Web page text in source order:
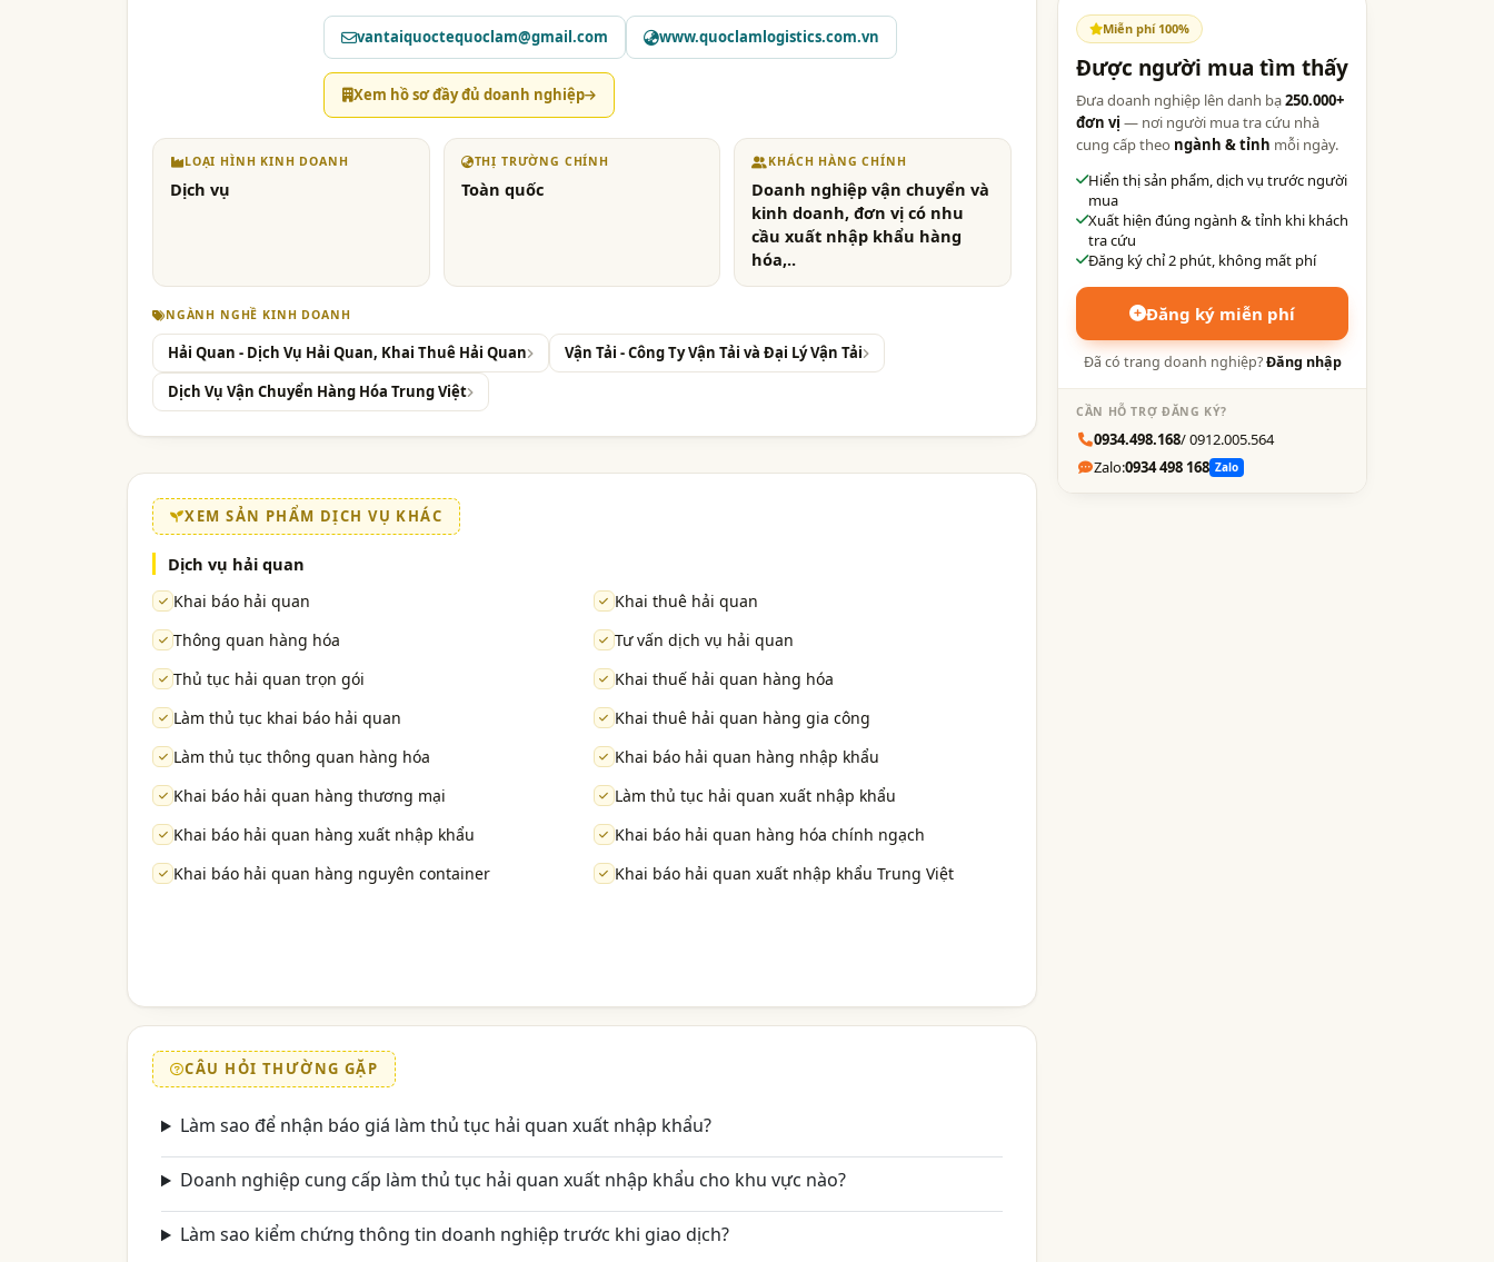
vantaiquoctequoclam@gmail.com www.quoclamlogistics.com.vn
Xem hồ sơ đầy đủ doanh nghiệp
LOẠI HÌNH KINH DOANH
Dịch vụ
THỊ TRƯỜNG CHÍNH
Toàn quốc
KHÁCH HÀNG CHÍNH
Doanh nghiệp vận chuyển và
kinh doanh, đơn vị có nhu
cầu xuất nhập khẩu hàng
hóa,..
NGÀNH NGHỀ KINH DOANH
Hải Quan - Dịch Vụ Hải Quan, Khai Thuê Hải Quan
Vận Tải - Công Ty Vận Tải và Đại Lý Vận Tải
Dịch Vụ Vận Chuyển Hàng Hóa Trung Việt
XEM SẢN PHẨM DỊCH VỤ KHÁC
Dịch vụ hải quan
Khai báo hải quan
Khai thuê hải quan
Thông quan hàng hóa
Tư vấn dịch vụ hải quan
Thủ tục hải quan trọn gói
Khai thuế hải quan hàng hóa
Làm thủ tục khai báo hải quan
Khai thuê hải quan hàng gia công
Làm thủ tục thông quan hàng hóa
Khai báo hải quan hàng nhập khẩu
Khai báo hải quan hàng thương mại
Làm thủ tục hải quan xuất nhập khẩu
Khai báo hải quan hàng xuất nhập khẩu
Khai báo hải quan hàng hóa chính ngạch
Khai báo hải quan hàng nguyên container
Khai báo hải quan xuất nhập khẩu Trung Việt
CÂU HỎI THƯỜNG GẶP
Làm sao để nhận báo giá làm thủ tục hải quan xuất nhập khẩu?
Doanh nghiệp cung cấp làm thủ tục hải quan xuất nhập khẩu cho khu vực nào?
Làm sao kiểm chứng thông tin doanh nghiệp trước khi giao dịch?
Miễn phí 100%
Được người mua tìm thấy
Đưa doanh nghiệp lên danh bạ250.000+
đơn vị — nơi người mua tra cứu nhà
cung cấp theo ngành & tỉnh mỗi ngày.
Hiển thị sản phẩm, dịch vụ trước người
mua
Xuất hiện đúng ngành & tỉnh khi khách
tra cứu
Đăng ký chỉ 2 phút, không mất phí
Đăng ký miễn phí
Đã có trang doanh nghiệp?Đăng nhập
CẦN HỖ TRỢ ĐĂNG KÝ?
0934.498.168/ 0912.005.564
Zalo:0934 498 168 Zalo